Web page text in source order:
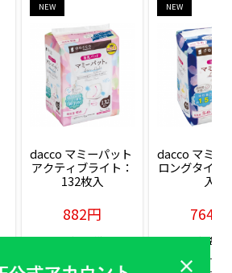
NEW
dacco マミーパット
アクティブライト：
132枚入
882円
販売価格(税込)
NEW
dacco マミー
ロングタイム
入
764円
販売価格(税